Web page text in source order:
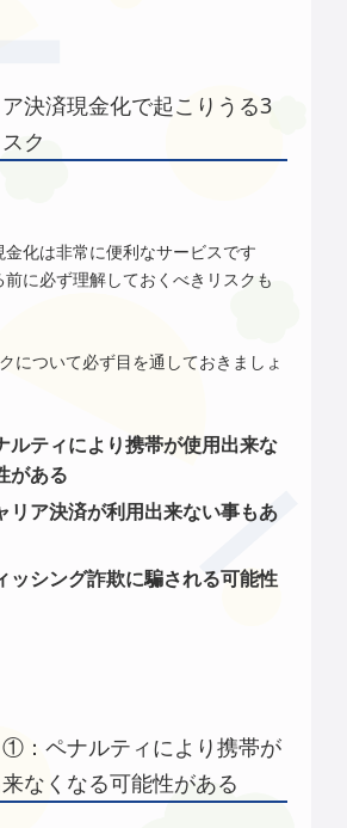
決済現金化で起こりうる3
ク
化は非常に便利なサービスです
に必ず理解しておくべきリスクも
について必ず目を通しておきましょ
ルティにより携帯が使用出来な
がある
リア決済が利用出来ない事もあ
ッシング詐欺に騙される可能性
①：ペナルティにより携帯が
なくなる可能性がある